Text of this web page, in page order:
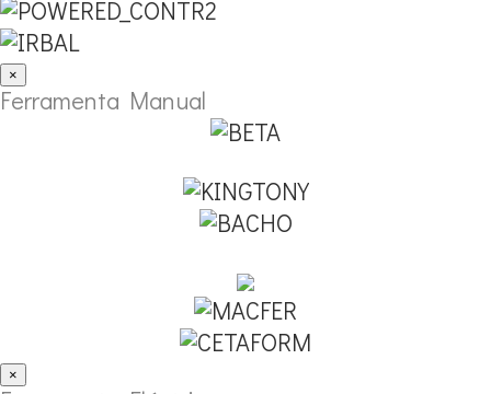
×
Ferramenta Manual
×